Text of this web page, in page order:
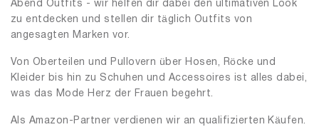
Abend Outfits - wir helfen dir dabei den ultimativen Look
zu entdecken und stellen dir täglich Outfits von
angesagten Marken vor.
Von Oberteilen und Pullovern über Hosen, Röcke und
Kleider bis hin zu Schuhen und Accessoires ist alles dabei,
was das Mode Herz der Frauen begehrt.
Als Amazon-Partner verdienen wir an qualifizierten Käufen.